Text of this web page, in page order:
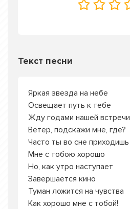
Текст песни
Яркая звезда на небе
Освещает путь к тебе
Жду годами нашей встречи
Ветер, подскажи мне, где?
Часто ты во сне приходишь
Мне с тобою хорошо
Но, как утро наступает
Завершается кино
Туман ложится на чувства
Как хорошо мне с тобой!